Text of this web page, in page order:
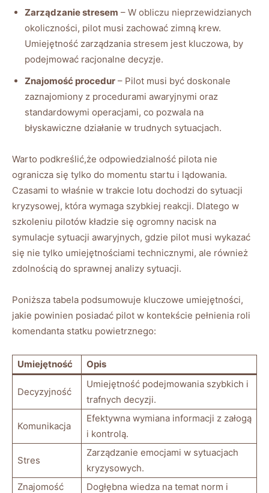
Zarządzanie stresem – W obliczu nieprzewidzianych
okoliczności, pilot musi zachować zimną krew.
Umiejętność zarządzania stresem jest kluczowa, by
podejmować racjonalne decyzje.
Znajomość procedur – Pilot musi być doskonale
zaznajomiony z procedurami awaryjnymi oraz
standardowymi operacjami, co pozwala na
błyskawiczne działanie w trudnych sytuacjach.
Warto podkreślić,że odpowiedzialność pilota nie
ogranicza się tylko do momentu startu i lądowania.
Czasami to właśnie w trakcie lotu dochodzi do sytuacji
kryzysowej, która wymaga szybkiej reakcji. Dlatego w
szkoleniu pilotów kładzie się ogromny nacisk na
symulacje sytuacji awaryjnych, gdzie pilot musi wykazać
się nie tylko umiejętnościami technicznymi, ale również
zdolnością do sprawnej analizy sytuacji.
Poniższa tabela podsumowuje kluczowe umiejętności,
jakie powinien posiadać pilot w kontekście pełnienia roli
komendanta statku powietrznego:
Umiejętność Opis
Decyzyjność
Umiejętność podejmowania szybkich i
trafnych decyzji.
Komunikacja
Efektywna wymiana informacji z załogą
i kontrolą.
Stres
Zarządzanie emocjami w sytuacjach
kryzysowych.
Znajomość
Dogłębna wiedza na temat norm i